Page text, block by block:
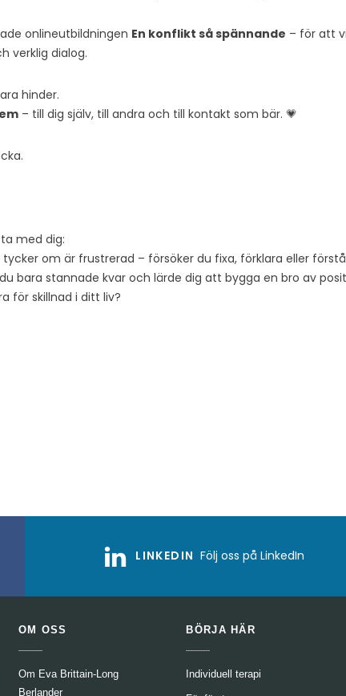
onlineutbildningen En konflikt så spännande – för att
verklig dialog.
hinder.
– till dig själv, till andra och till kontakt som bär. 💗
med dig:
om är frustrerad – försöker du fixa, förklara eller
bara stannade kvar och lärde dig att bygga en bro av
för skillnad i ditt liv?
LINKEDIN Följ oss på LinkedIn
OM OSS
Om Eva Brittain-Long
Berlander
BÖRJA HÄR
Individuell terapi